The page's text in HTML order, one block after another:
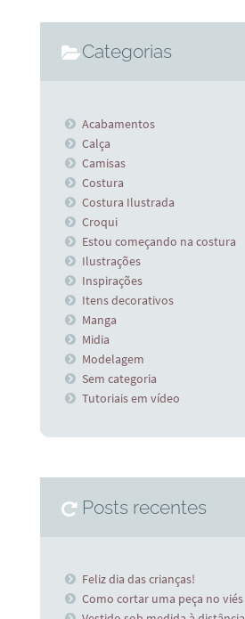
Categorias
Acabamentos
Calça
Camisas
Costura
Costura Ilustrada
Croqui
Estou começando na costura
Ilustrações
Inspirações
Itens decorativos
Manga
Midia
Modelagem
Sem categoria
Tutoriais em vídeo
Posts recentes
Feliz dia das crianças!
Como cortar uma peça no viés